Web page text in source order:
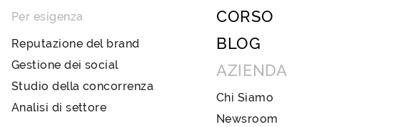
Per esigenza
Reputazione del brand
Gestione dei social
Studio della concorrenza
Analisi di settore
CORSO
BLOG
AZIENDA
Chi Siamo
Newsroom